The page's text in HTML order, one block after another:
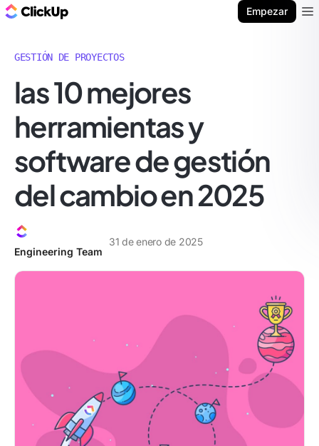
Empezar
GESTIÓN DE PROYECTOS
las 10 mejores
herramientas y
software de gestión
del cambio en 2025
Engineering Team
31 de enero de 2025